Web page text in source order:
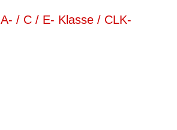
/ C / E- Klasse / CLK-